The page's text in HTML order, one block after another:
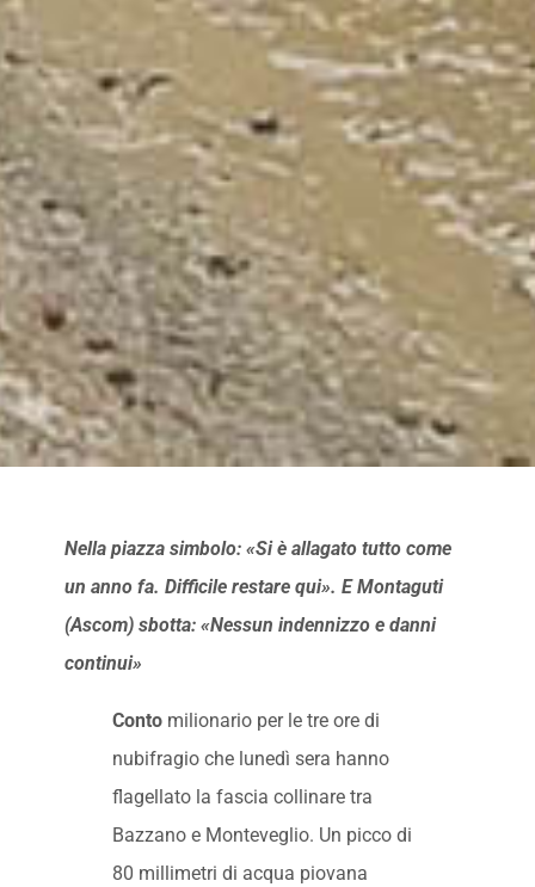
Nella piazza simbolo: «Si è allagato tutto come
un anno fa. Difficile restare qui». E Montaguti
(Ascom) sbotta: «Nessun indennizzo e danni
continui»
Contomilionario per le tre ore di
nubifragio che lunedì sera hanno
flagellato la fascia collinare tra
Bazzano e Monteveglio. Un picco di
80 millimetri di acqua piovana